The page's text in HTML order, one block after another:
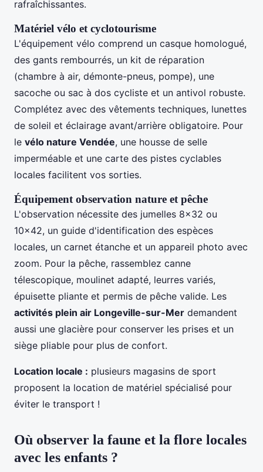
rafraîchissantes.
Matériel vélo et cyclotourisme
L'équipement vélo comprend un casque homologué,
des gants rembourrés, un kit de réparation
(chambre à air, démonte-pneus, pompe), une
sacoche ou sac à dos cycliste et un antivol robuste.
Complétez avec des vêtements techniques, lunettes
de soleil et éclairage avant/arrière obligatoire. Pour
le vélo nature Vendée, une housse de selle
imperméable et une carte des pistes cyclables
locales facilitent vos sorties.
Équipement observation nature et pêche
L'observation nécessite des jumelles 8x32 ou
10x42, un guide d'identification des espèces
locales, un carnet étanche et un appareil photo avec
zoom. Pour la pêche, rassemblez canne
télescopique, moulinet adapté, leurres variés,
épuisette pliante et permis de pêche valide. Les
activités plein air Longeville-sur-Mer demandent
aussi une glacière pour conserver les prises et un
siège pliable pour plus de confort.
Location locale : plusieurs magasins de sport
proposent la location de matériel spécialisé pour
éviter le transport !
Où observer la faune et la flore locales
avec les enfants ?